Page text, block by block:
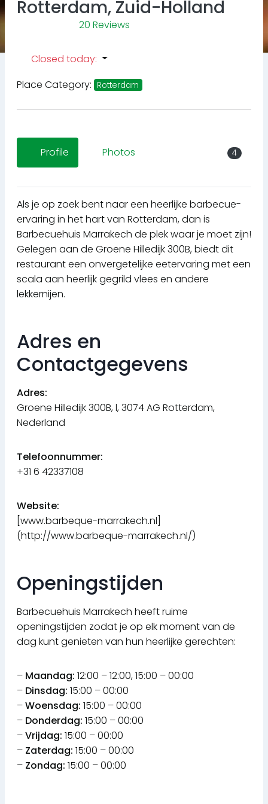
Rotterdam, Zuid-Holland
20 Reviews
Closed today:
Place Category: Rotterdam
Profile Photos 4
Als je op zoek bent naar een heerlijke barbecue-
ervaring in het hart van Rotterdam, dan is
Barbecuehuis Marrakech de plek waar je moet zijn!
Gelegen aan de Groene Hilledijk 300B, biedt dit
restaurant een onvergetelijke eetervaring met een
scala aan heerlijk gegrild vlees en andere
lekkernijen.
Adres en
Contactgegevens
Adres:
Groene Hilledijk 300B, l, 3074 AG Rotterdam,
Nederland
Telefoonnummer:
+31 6 42337108
Website:
[www.barbeque-marrakech.nl]
(http://www.barbeque-marrakech.nl/)
Openingstijden
Barbecuehuis Marrakech heeft ruime
openingstijden zodat je op elk moment van de
dag kunt genieten van hun heerlijke gerechten:
– Maandag: 12:00 – 12:00, 15:00 – 00:00
– Dinsdag: 15:00 – 00:00
–Woensdag: 15:00 – 00:00
– Donderdag: 15:00 – 00:00
–Vrijdag: 15:00 – 00:00
– Zaterdag: 15:00 – 00:00
– Zondag: 15:00 – 00:00